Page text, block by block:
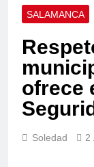
SALAMANCA
ofrece
Soledad 2